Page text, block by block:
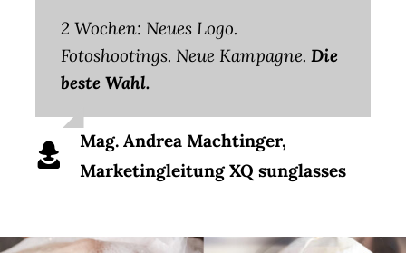
2 Wochen: Neues Logo.
Fotoshootings. Neue Kampagne. Die
beste Wahl.
Mag. Andrea Machtinger,
Marketingleitung XQ sunglasses